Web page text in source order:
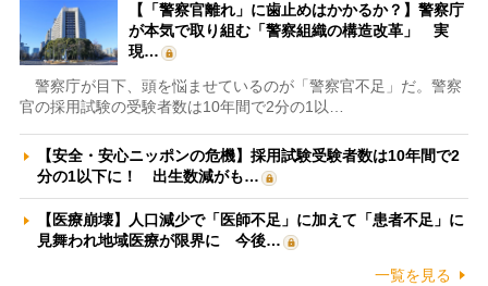
【「警察官離れ」に歯止めはかかるか？】警察庁
が本気で取り組む「警察組織の構造改革」 実
現…
警察庁が目下、頭を悩ませているのが「警察官不足」だ。警察
官の採用試験の受験者数は10年間で2分の1以…
【安全・安心ニッポンの危機】採用試験受験者数は10年間で2
分の1以下に！ 出生数減がも…
【医療崩壊】人口減少で「医師不足」に加えて「患者不足」に
見舞われ地域医療が限界に 今後…
一覧を見る